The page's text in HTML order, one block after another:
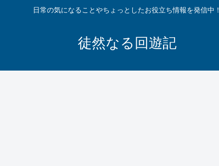
日常の気になることやちょっとしたお役立ち情報を発信中！
徒然なる回遊記